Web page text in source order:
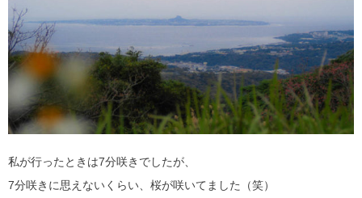
私が行ったときは7分咲きでしたが、
7分咲きに思えないくらい、桜が咲いてました（笑）